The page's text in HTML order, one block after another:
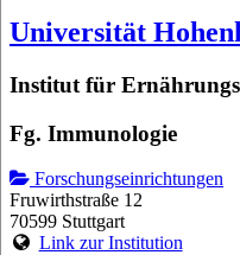
Universität
Institut für
Fg. Immunologie
Forschungseinrichtungen
Fruwirthstraße 12
70599 Stuttgart
Link zur Institution